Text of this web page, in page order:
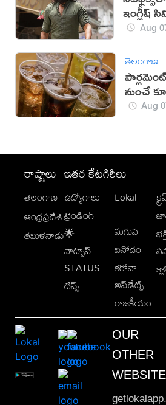
ఇంగ్లీష్
రికార్డుAug
తెలంగాణ
నుంచే
Aug
రాష్ట్రాలు
తెలంగాణ
ఆంధ్రప్రదేశ్
తమిళనాడు
ఇతర కేటగిరీలు
ఉద్యోగాలు
ట్రెండింగ్
🌟
వాట్సాప్
STATUS
టిప్స్
Lokal
-
మగువ
వినోదం
కరోనా
అప్‌డేట్స్
రాజకీయం
OUR
OTHER